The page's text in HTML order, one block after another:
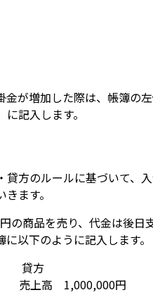
が増加した際は、帳簿の
記入します。
貸方のルールに基づいて、
ます。
の商品を売り、代金は後日
以下のように記入します。
方
上高 1,000,000円